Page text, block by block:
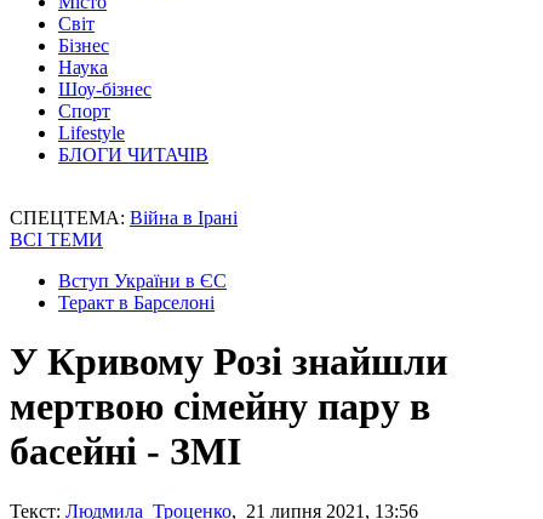
Світ
Бізнес
Наука
Шоу-бізнес
Спорт
Lifestyle
БЛОГИ ЧИТАЧІВ
СПЕЦТЕМА: Війна в Ірані
ВСІ ТЕМИ
Вступ України в ЄС
Теракт в Барселоні
У Кривому Розі знайшли
мертвою сімейну пару в
басейні - ЗМІ
Текст: Людмила Троценко, 21 липня 2021, 13:56